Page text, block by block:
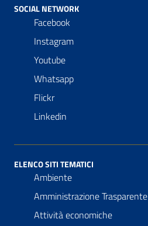
SOCIAL NETWORK
Facebook
Instagram
Youtube
Whatsapp
Flickr
Linkedin
ELENCO SITI TEMATICI
Ambiente
Amministrazione Trasparente
Attività economiche